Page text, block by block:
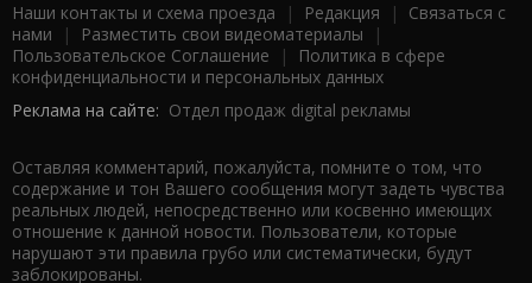
Наши контакты и схема проезда | Редакция | Связаться с
нами | Разместить свои видеоматериалы |
Пользовательское Соглашение |
Политика в сфере
конфиденциальности и персональных данных
Реклама на сайте: Отдел продаж digital рекламы
Оставляя комментарий, пожалуйста, помните о том, что
содержание и тон Вашего сообщения могут задеть чувства
реальных людей, непосредственно или косвенно имеющих
отношение к данной новости. Пользователи, которые
нарушают эти правила грубо или систематически, будут
заблокированы.